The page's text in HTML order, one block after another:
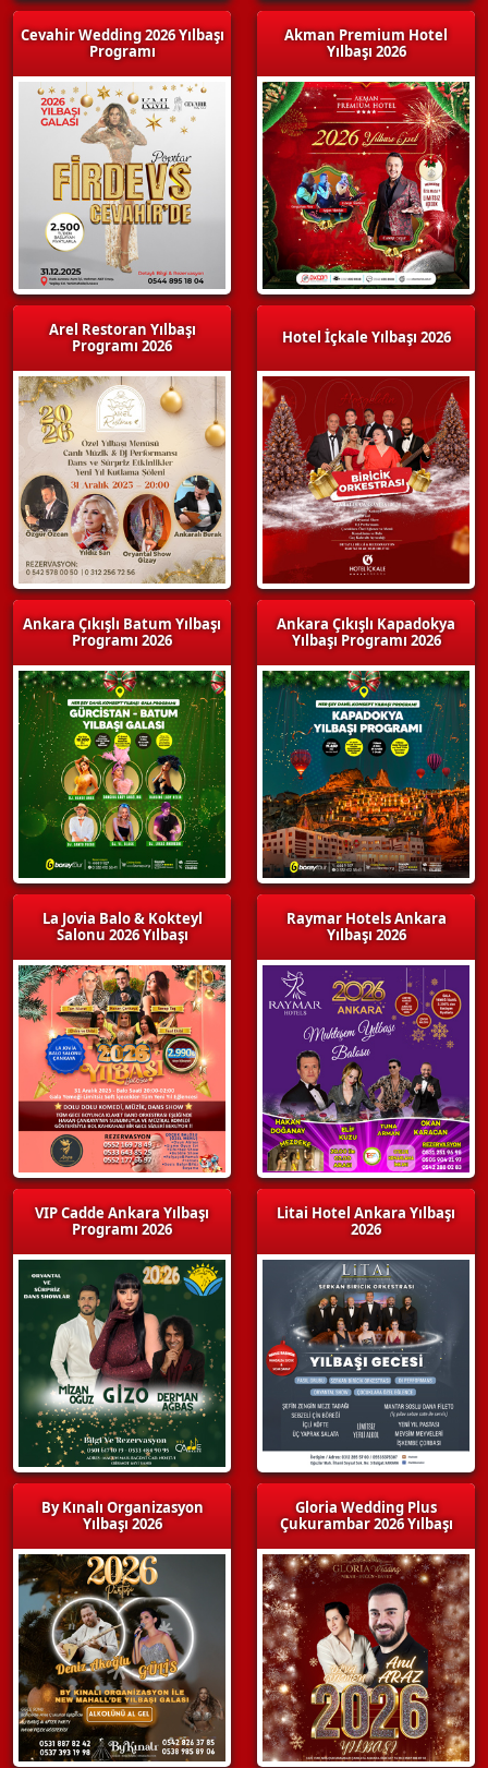
Cevahir Wedding 2026 Yılbaşı
Programı
Arel Restoran Yılbaşı
Programı 2026
Ankara Çıkışlı Batum Yılbaşı
Programı 2026
La Jovia Balo & Kokteyl
Salonu 2026 Yılbaşı
VIP Cadde Ankara Yılbaşı
Programı 2026
By Kınalı Organizasyon
Yılbaşı 2026
Akman Premium Hotel
Yılbaşı 2026
Hotel İçkale Yılbaşı 2026
Ankara Çıkışlı Kapadokya
Yılbaşı Programı 2026
Raymar Hotels Ankara
Yılbaşı 2026
Litai Hotel Ankara Yılbaşı
2026
Gloria Wedding Plus
Çukurambar 2026 Yılbaşı